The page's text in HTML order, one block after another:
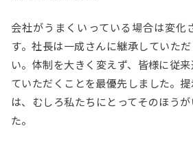
会社がうまくいっている場合は変化
す。社長は一成さんに継承していた
い。体制を大きく変えず、皆様に従
ていただくことを最優先しました。
は、むしろ私たちにとってそのほう
た。